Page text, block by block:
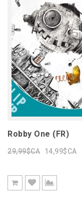
Robby One (FR)
29,99$CA 14,99$CA